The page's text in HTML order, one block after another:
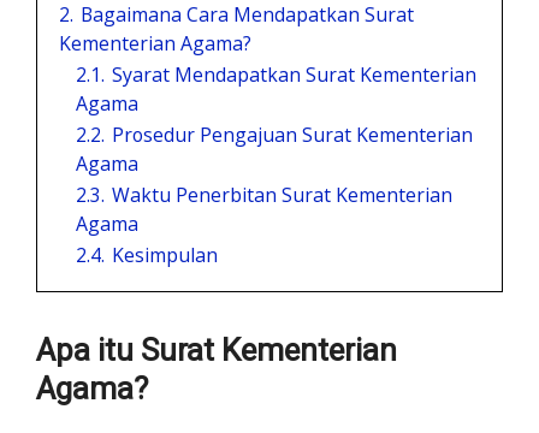
2. Bagaimana Cara Mendapatkan Surat
Kementerian Agama?
2.1. Syarat Mendapatkan Surat Kementerian
Agama
2.2. Prosedur Pengajuan Surat Kementerian
Agama
2.3. Waktu Penerbitan Surat Kementerian
Agama
2.4. Kesimpulan
Apa itu Surat Kementerian
Agama?